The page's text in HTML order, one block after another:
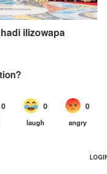
ilizowapa